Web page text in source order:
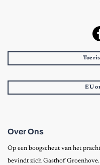
EU
Over Ons
Op een boogscheut van het
bevindt zich Gasthof